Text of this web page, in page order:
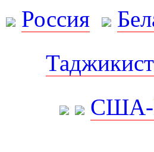
Россия
США-